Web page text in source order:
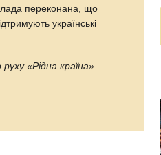
переконана, що
українські
«Рідна країна»